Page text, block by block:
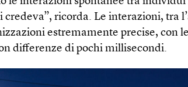
credeva”, ricorda. Le interazioni, tra
estremamente precise, con
differenze di pochi millisecondi.